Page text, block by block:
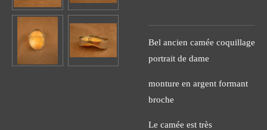
Bel ancien camée coquillage
portrait de dame
monture en argent formant
broche
Le camée est très